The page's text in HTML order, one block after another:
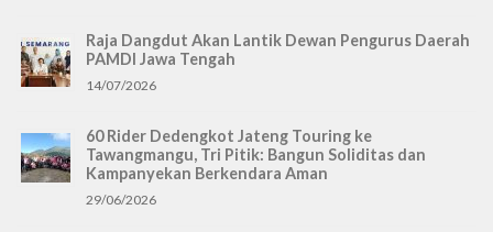
Raja Dangdut Akan Lantik Dewan Pengurus Daerah
PAMDI Jawa Tengah
14/07/2026
60 Rider Dedengkot Jateng Touring ke
Tawangmangu, Tri Pitik: Bangun Soliditas dan
Kampanyekan Berkendara Aman
29/06/2026